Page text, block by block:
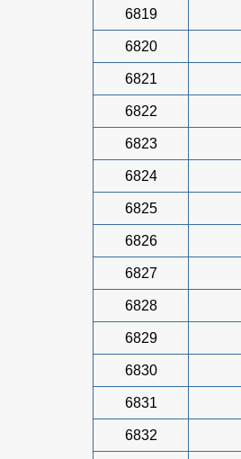
6819
6820
6821
6822
6823
6824
6825
6826
6827
6828
6829
6830
6831
6832